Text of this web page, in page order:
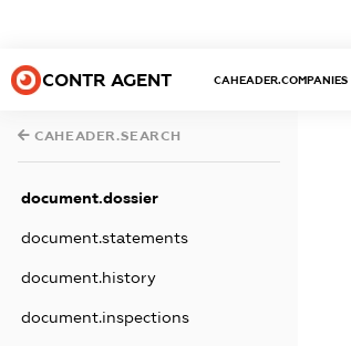
CONTR AGENT CAHEADER.COMPANIES
CAHEADER.SEARCH
document.dossier
document.statements
document.history
document.inspections